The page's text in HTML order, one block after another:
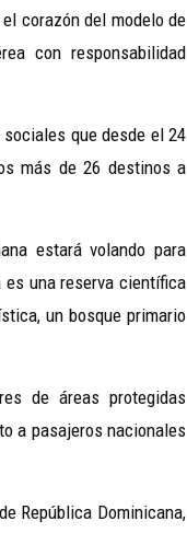
corazón del modelo de
con responsabilidad
que desde el 24
más de 26 destinos a
estará volando para
es una reserva científica
un bosque primario
de áreas protegidas
a pasajeros nacionales
República Dominicana,